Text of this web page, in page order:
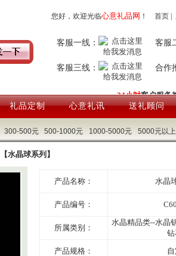
您好，欢迎光临心意礼品网 ！ 首页
客服一线： 客服
客服三线： 合作
24小时客户服务
礼品定制 心意礼讯 送礼顾问
300-500元 500-1000元 1000-5000元 5000元以上
【水晶球系列】
产品名称： 水晶
产品编号：
所属类别：
水晶精品类--水晶
产品规格：